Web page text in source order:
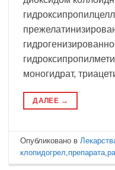
моногидрат,
ДАЛЕЕ →
Опубликовано в
клопидогрел препарата ,